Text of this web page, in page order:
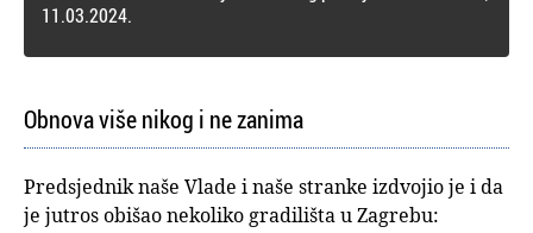
11.03.2024.
Obnova više nikog i ne zanima
Predsjednik naše Vlade i naše stranke izdvojio je i da
je jutros obišao nekoliko gradilišta u Zagrebu: